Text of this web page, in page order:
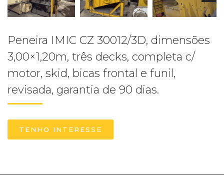
Peneira IMIC CZ 30012/3D, dimensões
3,00×1,20m, três decks, completa c/
motor, skid, bicas frontal e funil,
revisada, garantia de 90 dias.
TENHO INTERESSE